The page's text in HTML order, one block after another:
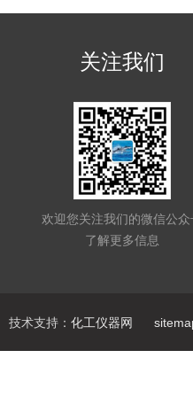
关注我们
欢迎您关注我们的微信公众
了解更多信息
术支持： 化工仪器网